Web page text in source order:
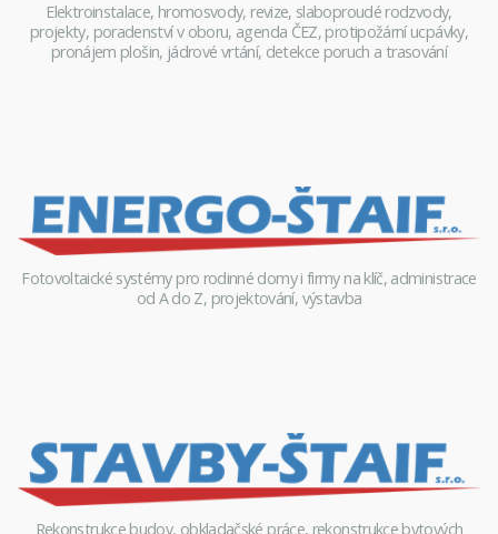
Elektroinstalace, hromosvody, revize, slaboproudé rodzvody,
projekty, poradenství v oboru, agenda ČEZ, protipožární ucpávky,
pronájem plošin, jádrové vrtání, detekce poruch a trasování
Fotovoltaické systémy pro rodinné domy i firmy na klíč, administrace
od A do Z, projektování, výstavba
Rekonstrukce budov, obkladačské práce, rekonstrukce bytových